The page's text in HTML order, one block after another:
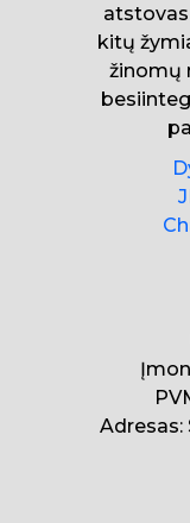
atstovas
kitų
žinomų
Adresas: